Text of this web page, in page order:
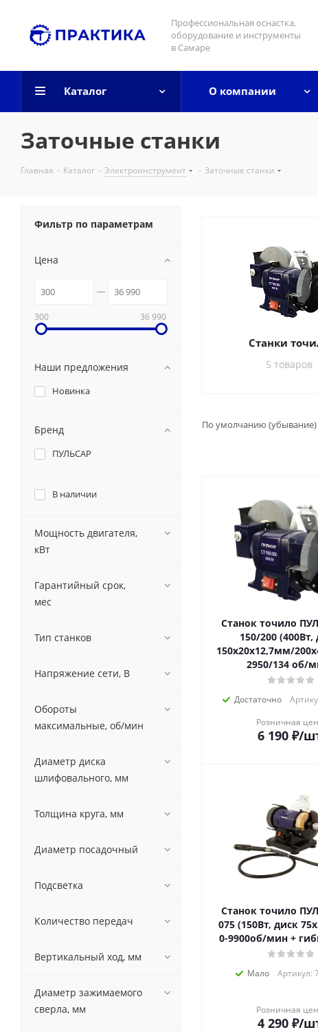
Профессиональная оснастка,
оборудование и инструменты
в Самаре
Каталог О компании
Заточные станки
Главная - Каталог - Электроинструмент - Заточные станки
Станки
5 товаров
По умолчанию (убывание)
Станок точило
150/200 (400Вт,
150x20x12,7мм/
2950/134 об/
Достаточно
Розничная
6 190₽/
Станок точило
075 (150Вт, диск
0-9900об/мин +
Мало Артикул:
Розничная
4 290₽/
Фильтр по параметрам
Цена
300 36 990
Наши предложения
Новинка
Бренд
ПУЛЬСАР
В наличии
Мощность двигателя,
кВт
Гарантийный срок,
мес
Тип станков
Напряжение сети, В
Обороты
максимальные, об/мин
Диаметр диска
шлифовального, мм
Толщина круга, мм
Диаметр посадочный
Подсветка
Количество передач
Вертикальный ход, мм
Диаметр зажимаемого
сверла, мм